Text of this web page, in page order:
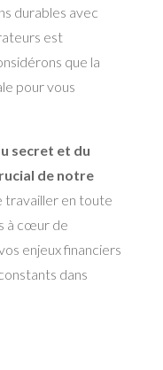
durables avec
est
que la
pour vous
secret et du
de notre
travailler en toute
à cœur de
enjeux financiers
dans